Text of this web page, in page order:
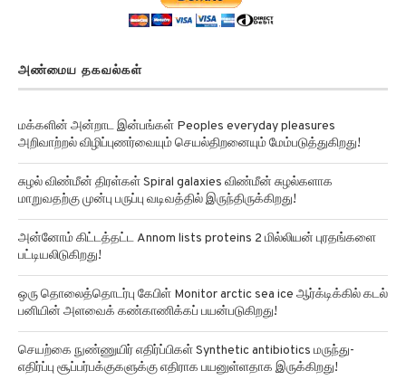
அறிவாற்றல் விழிப்புணர்வையும் செயல்திறனையும் மேம்படுத்துகிறது!
சுழல் விண்மீன் திரள்கள் Spiral galaxies விண்மீன் சுழல்களாக
மாறுவதற்கு முன்பு பருப்பு வடிவத்தில் இருந்திருக்கிறது!
அன்னோம் கிட்டத்தட்ட Annom lists proteins 2 மில்லியன் புரதங்களை
பட்டியலிடுகிறது!
ஒரு தொலைத்தொடர்பு கேபிள் Monitor arctic sea ice ஆர்க்டிக்கில் கடல்
பனியின் அளவைக் கண்காணிக்கப் பயன்படுகிறது!
செயற்கை நுண்ணுயிர் எதிர்ப்பிகள் Synthetic antibiotics மருந்து-
எதிர்ப்பு சூப்பர்பக்குகளுக்கு எதிராக பயனுள்ளதாக இருக்கிறது!